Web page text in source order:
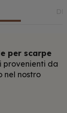
per scarpe
provenienti da
nel nostro